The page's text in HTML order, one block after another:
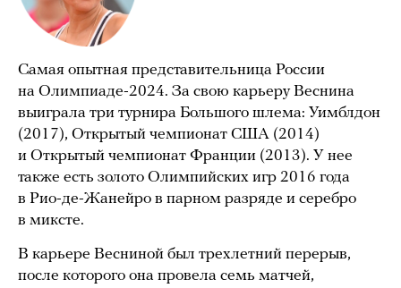
Самая опытная представительница России
на Олимпиаде-2024. За свою карьеру Веснина
выиграла три турнира Большого шлема: Уимблдон
(2017), Открытый чемпионат США (2014)
и Открытый чемпионат Франции (2013). У нее
также есть золото Олимпийских игр 2016 года
в Рио-де-Жанейро в парном разряде и серебро
в миксте.
В карьере Весниной был трехлетний перерыв,
после которого она провела семь матчей,